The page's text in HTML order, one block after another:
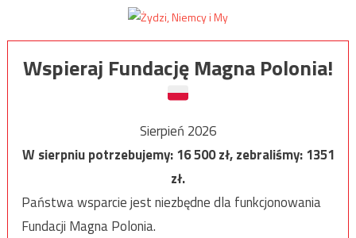
Wspieraj Fundację Magna Polonia!
Sierpień 2026
W sierpniu potrzebujemy:16 500zł, zebraliśmy:1351
zł.
Państwa wsparcie jest niezbędne dla funkcjonowania
Fundacji Magna Polonia.